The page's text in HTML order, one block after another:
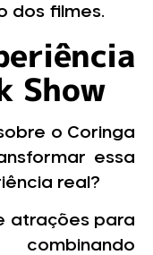
dos filmes.
Show
o Coringa
essa
real?
atrações para